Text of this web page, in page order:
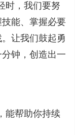
，我们要努
能、掌握必要
让我们鼓起勇
钟，创造出一
帮助你持续